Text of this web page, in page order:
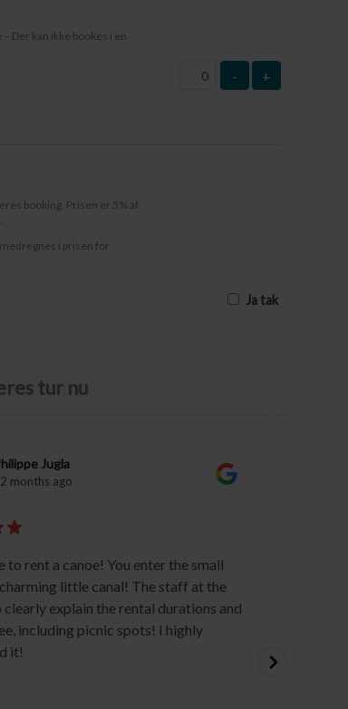
Der kan ikke bookes i en
- +
booking. Prisen er 5% af
i prisen for
Ja tak
tur nu
Jugla
months ago
to rent a canoe! You enter the small
little canal! The staff at the
clearly explain the rental durations and
including picnic spots! I highly
it!